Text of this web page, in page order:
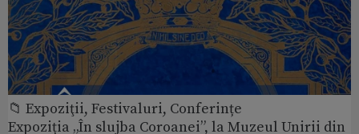
📁 Expoziţii, Festivaluri, Conferințe
Expoziția „În slujba Coroanei”, la Muzeul Unirii din